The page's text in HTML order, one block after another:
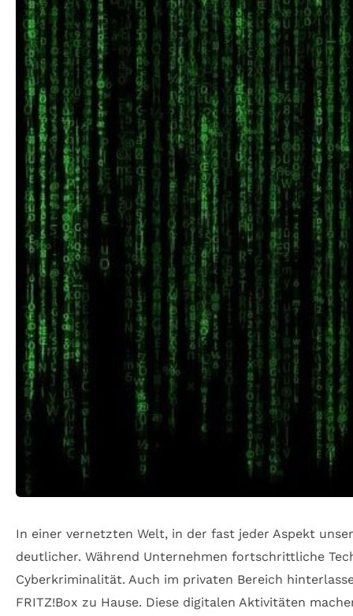
In einer vernetzten Welt, in der fast jeder Aspekt
deutlicher. Während Unternehmen fortschrittliche
Cyberkriminalität. Auch im privaten Bereich
FRITZ!Box zu Hause. Diese digitalen Aktivitäten